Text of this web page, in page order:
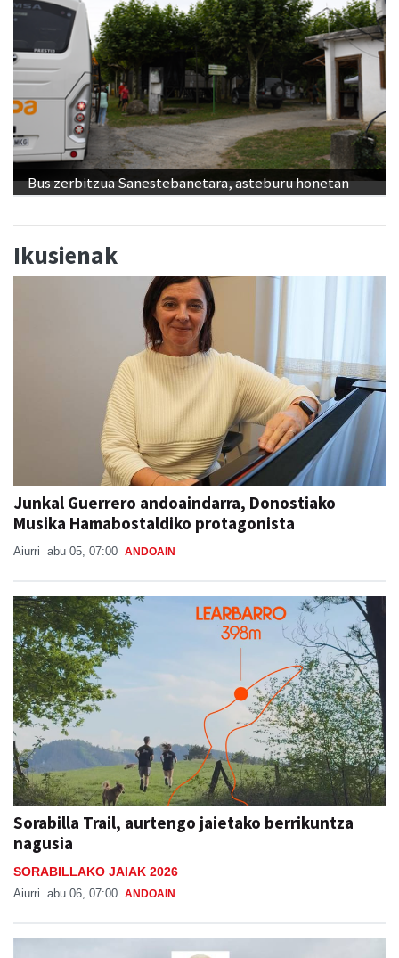
Bus zerbitzua Sanestebanetara, asteburu honetan
Ikusienak
Junkal Guerrero andoaindarra, Donostiako
Musika Hamabostaldiko protagonista
Aiurri abu 05, 07:00 ANDOAIN
Sorabilla Trail, aurtengo jaietako berrikuntza
nagusia
SORABILLAKO JAIAK 2026
Aiurri abu 06, 07:00 ANDOAIN